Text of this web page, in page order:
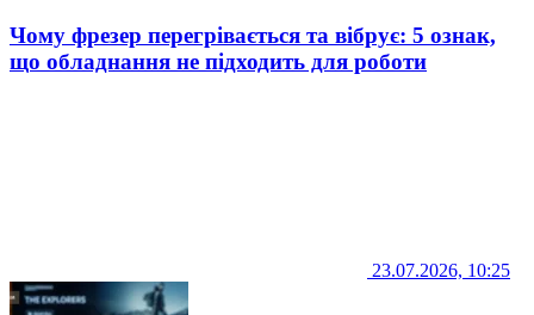
Чому фрезер перегрівається та вібрує: 5 ознак,
що обладнання не підходить для роботи
23.07.2026, 10:25